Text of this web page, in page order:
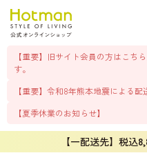
【重要】旧サイト会員の方はこち
す。
【重要】令和8年熊本地震による配
【夏季休業のお知らせ】
【一配送先】税込